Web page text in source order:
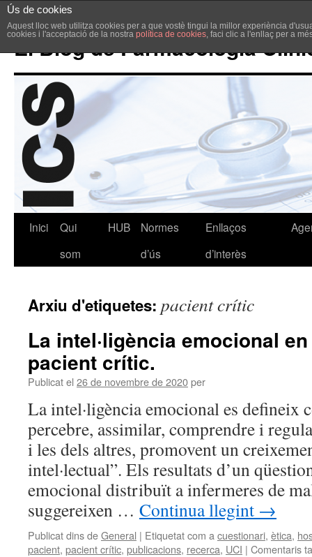
Ús de cookies
Aquest lloc web utilitza cookies per a que vostè tingui la millor experiència
cookies i l'acceptació de la nostra política de cookies, faci clic a l'enllaç per a
El Blog de Farmacologia
Inici
Qui
som
HUB
Normes
d’ús
Enllaços
d’interès
Arxiu d'etiquetes: pacient crític
La intel·ligència emocional
pacient crític.
Publicat el 26 de novembre de 2020per
La intel·ligència emocional es defineix
percebre, assimilar, comprendre i
i les dels altres, promovent un
intel·lectual”. Els resultats d’un
emocional distribuït a infermeres de
suggereixen … Continua llegint →
Publicat dins deGeneral | Etiquetat com a cuestionari, ètica,
pacient, pacient crític, publicacions, recerca, UCI | Comentaris